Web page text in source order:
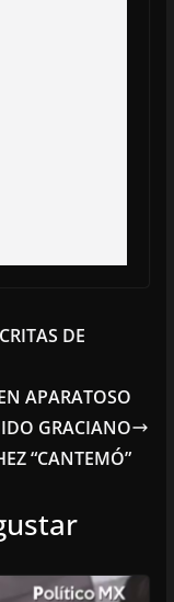
DE
APARATOSO
GRACIANO
“CANTEMÓ”